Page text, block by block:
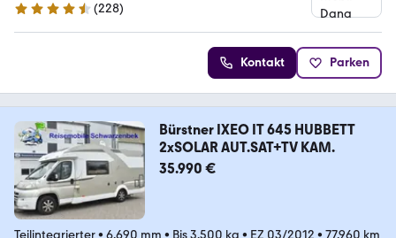
4.7 Sterne
(228)
Kontakt Parken
Bürstner IXEO IT 645 HUBBETT
2xSOLAR AUT.SAT+TV KAM.
35.990 €
Teilintegrierter• 6.690 mm • Bis 3.500 kg • EZ 03/2012 • 77.960 km